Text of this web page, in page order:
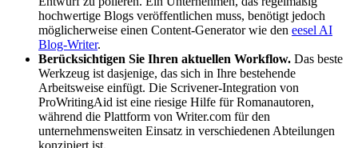
hochwertige Blogs veröffentlichen muss, benötigt jedoch
möglicherweise einen Content-Generator wie den eesel AI
Blog-Writer.
Berücksichtigen Sie Ihren aktuellen Workflow. Das beste
Werkzeug ist dasjenige, das sich in Ihre bestehende
Arbeitsweise einfügt. Die Scrivener-Integration von
ProWritingAid ist eine riesige Hilfe für Romanautoren,
während die Plattform von Writer.com für den
unternehmensweiten Einsatz in verschiedenen Abteilungen
konzipiert ist.